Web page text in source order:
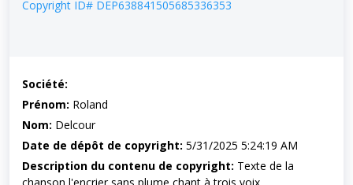
Copyright ID# DEP638841505685336353
Société:
Prénom: Roland
Nom: Delcour
Date de dépôt de copyright: 5/31/2025 5:24:19 AM
Description du contenu de copyright: Texte de la